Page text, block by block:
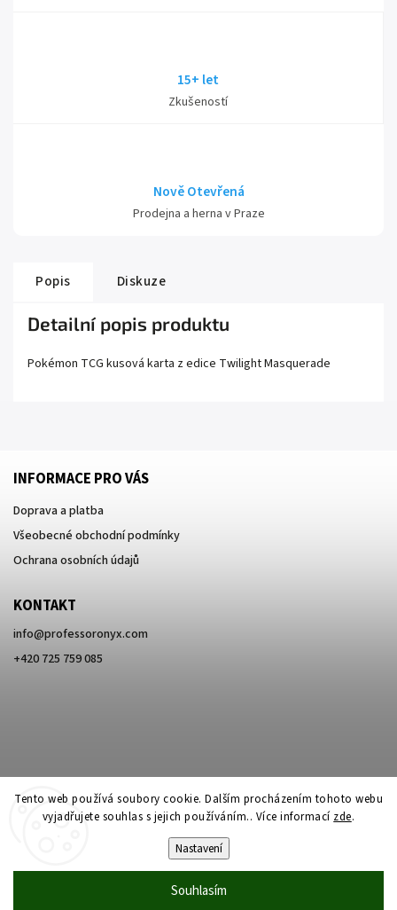
Tento web používá soubory cookie. Dalším procházením tohoto webu
vyjadřujete souhlas s jejich používáním.. Více informací zde.
Nastavení
Souhlasím
15+ let
Zkušeností
Nově Otevřená
Prodejna a herna v Praze
Popis Diskuze
Detailní popis produktu
Pokémon TCG kusová karta z edice Twilight Masquerade
INFORMACE PRO VÁS
Doprava a platba
Všeobecné obchodní podmínky
Ochrana osobních údajů
KONTAKT
info@professoronyx.com
+420 725 759 085
Professor Onyx. Všechna práva vyhrazena.